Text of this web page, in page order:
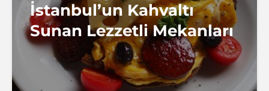
İstanbul’un Kahvaltı
Sunan Lezzetli Mekanları